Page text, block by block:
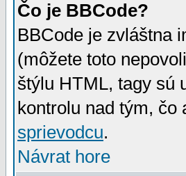
Čo je BBCode?
BBCode je zvláštna
(môžete toto
štýlu HTML, tagy sú
kontrolu nad tým,
sprievodcu.
Návrat hore